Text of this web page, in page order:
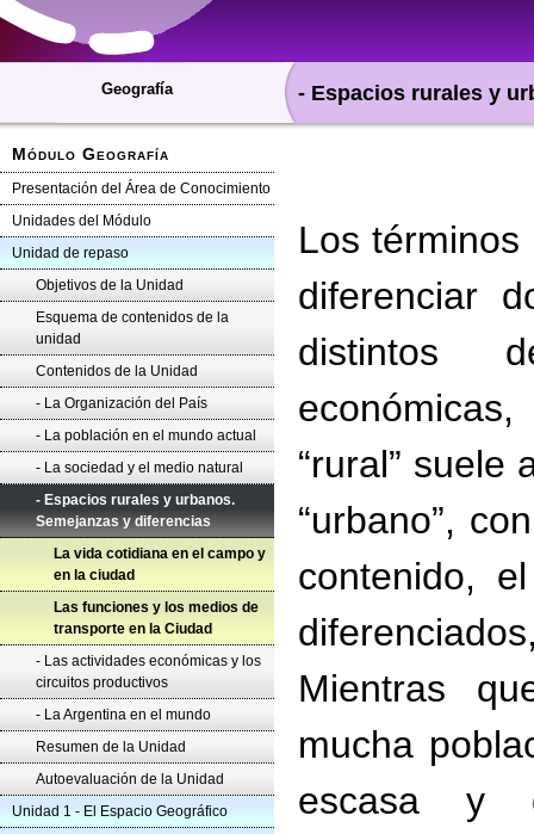
Geografía
Módulo Geografía
Presentación del Área de Conocimiento
Unidades del Módulo
Unidad de repaso
Objetivos de la Unidad
Esquema de contenidos de la
unidad
Contenidos de la Unidad
- La Organización del País
- La población en el mundo actual
- La sociedad y el medio natural
- Espacios rurales y urbanos.
Semejanzas y diferencias
La vida cotidiana en el campo y
en la ciudad
Las funciones y los medios de
transporte en la Ciudad
- Las actividades económicas y los
circuitos productivos
- La Argentina en el mundo
Resumen de la Unidad
Autoevaluación de la Unidad
Unidad 1 - El Espacio Geográfico
- Espacios rurales y
Los
diferenciar
distintos
“rural” suele
“urbano”,
contenido,
Mientras
mucha
escasa y